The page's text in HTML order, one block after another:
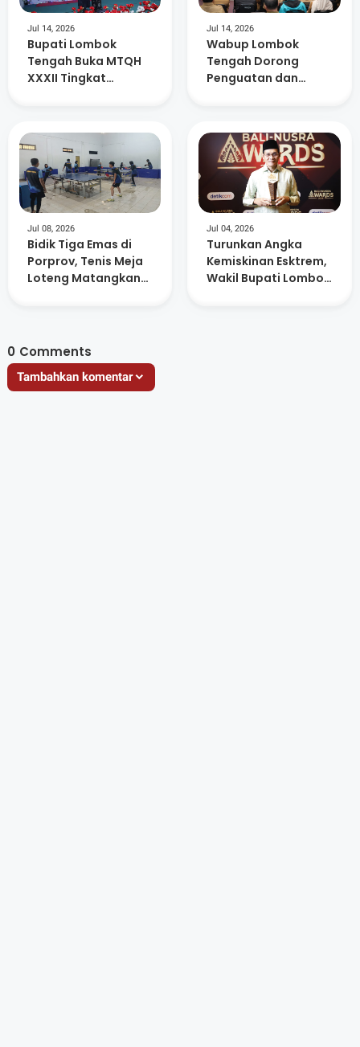
Jul 14, 2026
Bupati Lombok
Tengah Buka MTQH
XXXII Tingkat
Jul 14, 2026
Wabup Lombok
Tengah Dorong
Penguatan dan
Negeri
Jul 08, 2026
Bidik Tiga Emas di
Porprov, Tenis Meja
Loteng Matangkan
Jul 04, 2026
Turunkan Angka
Kemiskinan Esktrem,
Wakil Bupati Lombok
0 Comments
Tambahkan komentar